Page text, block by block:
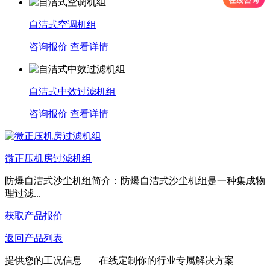
自洁式空调机组
咨询报价 查看详情
自洁式中效过滤机组
咨询报价 查看详情
微正压机房过滤机组
防爆自洁式沙尘机组简介：防爆自洁式沙尘机组是一种集成物
理过滤...
获取产品报价
返回产品列表
提供您的工况信息 在线定制你的行业专属解决方案